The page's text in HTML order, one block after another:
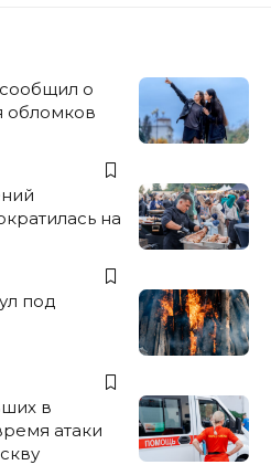
о
обломков
на
под
в
атаки